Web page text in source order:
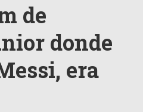
de
donde
era